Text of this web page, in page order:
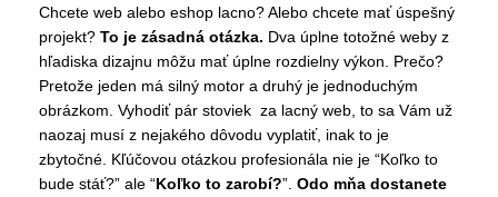
Chcete web alebo eshop lacno? Alebo chcete mať úspešný
projekt? To je zásadná otázka. Dva úplne totožné weby z
hľadiska dizajnu môžu mať úplne rozdielny výkon. Prečo?
Pretože jeden má silný motor a druhý je jednoduchým
obrázkom. Vyhodiť pár stoviek za lacný web, to sa Vám už
naozaj musí z nejakého dôvodu vyplatiť, inak to je
zbytočné. Kľúčovou otázkou profesionála nie je “Koľko to
bude stáť?” ale “Koľko to zarobí?”. Odo mňa dostanete